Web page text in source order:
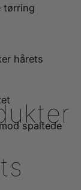
tørring
hårets
spaltede